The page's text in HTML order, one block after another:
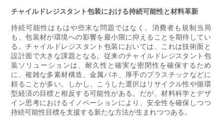
チャイルドレジスタント包装における持続可能性と材料革新
持続可能性はもはや些末な問題ではなく、消費者も規制当局
も、包装材が環境への影響を最小限に抑えることを期待してい
る。チャイルドレジスタント包装においては、これは技術面と
設計面で大きな課題となる。従来のチャイルドレジスタント包
装ソリューションは、耐久性と確実な密閉性を確保するため
に、複雑な多素材構造、金属バネ、厚手のプラスチックなどに
頼ることが多い。しかし、こうした選択はリサイクル性や循環
型経済の目標と相反する可能性がある。だが、材料科学とデザ
イン思考におけるイノベーションにより、安全性を確保しつつ
持続可能性目標を支援する新たな方法が生まれつつある。